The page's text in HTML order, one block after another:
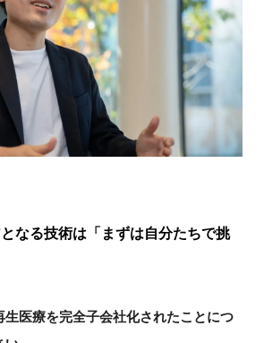
なる技術は「まずは自分たちで挑
医療を完全子会社化されたことにつ